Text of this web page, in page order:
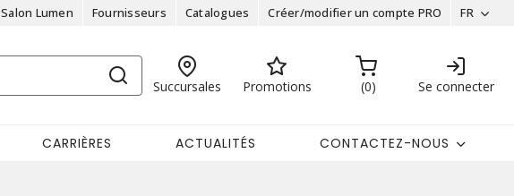
Salon Lumen Fournisseurs Catalogues Créer/modifier un compte PRO FR
Succursales Promotions 0 Se connecter
CARRIÈRES ACTUALITÉS CONTACTEZ-NOUS